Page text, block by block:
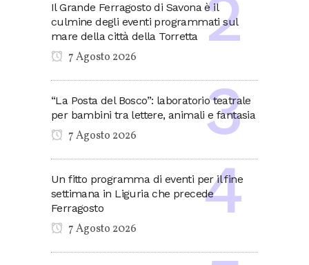
Il Grande Ferragosto di Savona è il
culmine degli eventi programmati sul
mare della città della Torretta
7 Agosto 2026
“La Posta del Bosco”: laboratorio teatrale
per bambini tra lettere, animali e fantasia
7 Agosto 2026
Un fitto programma di eventi per il fine
settimana in Liguria che precede
Ferragosto
7 Agosto 2026